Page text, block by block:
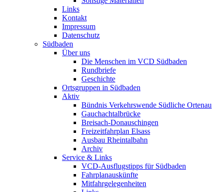
Links
Kontakt
Impressum
Datenschutz
Südbaden
Über uns
Die Menschen im VCD Südbaden
Rundbriefe
Geschichte
Ortsgruppen in Südbaden
Aktiv
Bündnis Verkehrswende Südliche Ortenau
Gauchachtalbrücke
Breisach-Donauschingen
Freizeitfahrplan Elsass
Ausbau Rheintalbahn
Archiv
Service & Links
VCD-Ausflugstipps für Südbaden
Fahrplanauskünfte
Mitfahrgelegenheiten